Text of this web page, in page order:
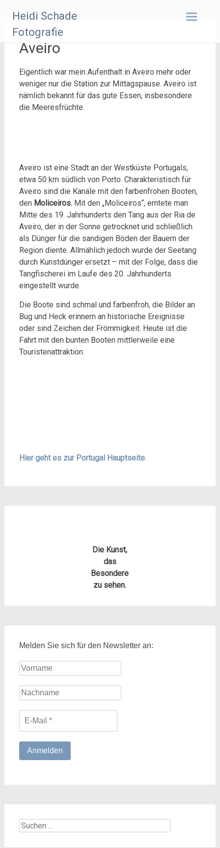
Inhalt
springen
Heidi Schade
Fotografie
Aveiro
Eigentlich war mein Aufenthalt in Aveiro mehr oder
weniger nur die Station zur Mittagspause. Aveiro ist
nämlich bekannt für das gute Essen, insbesondere
die Meeresfrüchte.
Aveiro ist eine Stadt an der Westküste Portugals,
etwa 50 km südlich von Porto. Charakteristisch für
Aveiro sind die Kanäle mit den farbenfrohen Booten,
den Moliceiros.Mit den „Moliceiros“, erntete man
Mitte des 19. Jahrhunderts den Tang aus der Ria de
Aveiro, der in der Sonne getrocknet und schließlich
als Dünger für die sandigen Böden der Bauern der
Region diente. Allmählich jedoch wurde der Seetang
durch Kunstdünger ersetzt – mit der Folge, dass die
Tangfischerei im Laufe des 20. Jahrhunderts
eingestellt wurde.
Die Boote sind schmal und farbenfroh, die Bilder an
Bug und Heck erinnern an historische Ereignisse
oder sind Zeichen der Frömmigkeit. Heute ist die
Fahrt mit den bunten Booten mittlerweile eine
Touristenattraktion.
Hier geht es zur Portugal Hauptseite.
Die Kunst,
das
Besondere
zu sehen.
Melden Sie sich für den Newsletter an:
Suchen